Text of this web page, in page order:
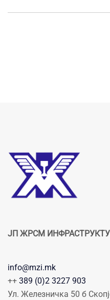
ЈП ЖРСМ
info@mzi.mk
++ 389 (0)2 3227 903
Ул. Железничка 50 б